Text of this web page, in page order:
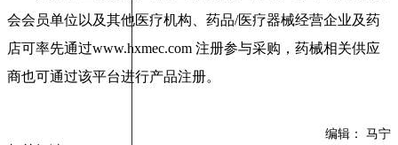
会会员单位以及其他医疗机构、药品/医疗器械经营企业及药
店可率先通过www.hxmec.com 注册参与采购，药械相关供应
商也可通过该平台进行产品注册。
编辑： 马宁